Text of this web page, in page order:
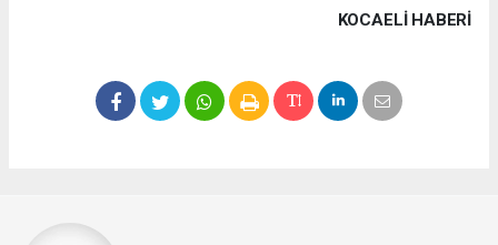
KOCAELI HABERİ